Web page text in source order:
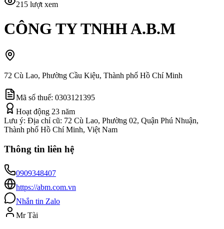
215 lượt xem
CÔNG TY TNHH A.B.M
72 Cù Lao, Phường Cầu Kiệu, Thành phố Hồ Chí Minh
Mã số thuế: 0303121395
Hoạt động 23 năm
Lưu ý: Địa chỉ cũ: 72 Cù Lao, Phường 02, Quận Phú Nhuận,
Thành phố Hồ Chí Minh, Việt Nam
Thông tin liên hệ
0909348407
https://abm.com.vn
Nhắn tin Zalo
Mr Tài